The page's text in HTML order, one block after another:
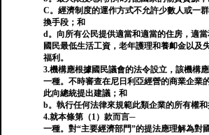
C。經濟制度的運作方式不允許少數人或一
換手段；和
d。向所有公民提供適當和適當的住房，適
國民最低生活工資，老年護理和養卹金以及
福利。
3.機構應根據國民議會的法令設立，該機構
一種。不時審查在尼日利亞經營的商業企業
此向總統提出建議；和
b。執行任何法律來規範此類企業的所有權和
4.就本條第（1）款而言─
一種。對“主要經濟部門”的提法應理解為對